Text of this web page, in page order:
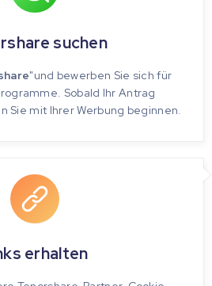
suchen
"und bewerben Sie sich für
Sobald Ihr Antrag
Sie mit Ihrer Werbung beginnen.
erhalten